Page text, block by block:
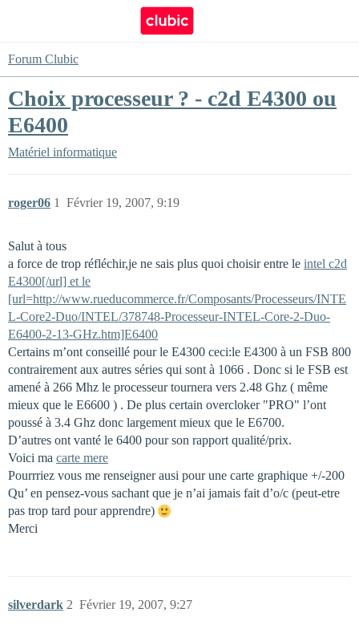
Forum Clubic
Choix processeur ? - c2d E4300 ou
E6400
Matériel informatique
roger06 Février 19, 2007, 9:19
1
Salut à tous
a force de trop réfléchir,je ne sais plus quoi choisir entre le intel c2d
E4300[/url] et le
[url=http://www.rueducommerce.fr/Composants/Processeurs/INTE
L-Core2-Duo/INTEL/378748-Processeur-INTEL-Core-2-Duo-
E6400-2-13-GHz.htm]E6400
Certains m’ont conseillé pour le E4300 ceci:le E4300 à un FSB 800
contrairement aux autres séries qui sont à 1066 . Donc si le FSB est
amené à 266 Mhz le processeur tournera vers 2.48 Ghz ( même
mieux que le E6600 ) . De plus certain overcloker "PRO" l’ont
poussé à 3.4 Ghz donc largement mieux que le E6700.
D’autres ont vanté le 6400 pour son rapport qualité/prix.
Voici ma carte mere
Pourrriez vous me renseigner ausi pour une carte graphique +/-200
Qu’ en pensez-vous sachant que je n’ai jamais fait d’o/c (peut-etre
pas trop tard pour apprendre)
Merci
silverdark Février 19, 2007, 9:27
2